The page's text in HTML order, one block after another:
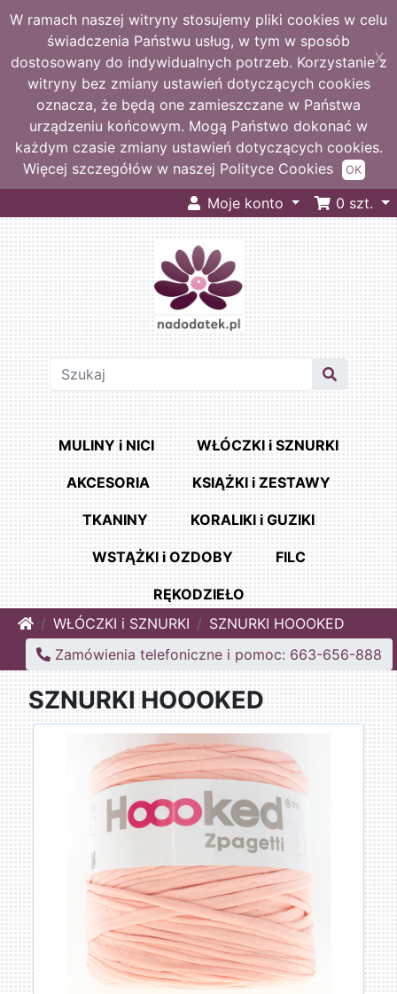
W ramach naszej witryny stosujemy pliki cookies w celu
świadczenia Państwu usług, w tym w sposób
dostosowany do indywidualnych potrzeb. Korzystanie z
witryny bez zmiany ustawień dotyczących cookies
oznacza, że będą one zamieszczane w Państwa
urządzeniu końcowym. Mogą Państwo dokonać w
każdym czasie zmiany ustawień dotyczących cookies.
Więcej szczegółów w naszej Polityce Cookies
X
OK
Moje konto 0 szt.
MULINY i NICI WŁÓCZKI i SZNURKI
AKCESORIA KSIĄŻKI i ZESTAWY
TKANINY KORALIKI i GUZIKI
WSTĄŻKI i OZDOBY FILC
RĘKODZIEŁO
HomeWŁÓCZKI i SZNURKI
SZNURKI HOOOKED
Zamówienia telefoniczne i pomoc: 663-656-888
SZNURKI HOOOKED